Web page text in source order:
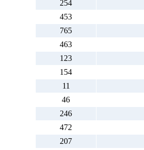
254
453
765
463
123
154
11
46
246
472
207